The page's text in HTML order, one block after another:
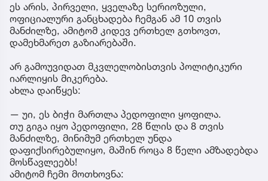
ეს არის, პირველი, ყველაზე სერიოზული,
ოფიციალური განცხადება ჩემგან ამ 10 თვის
მანძილზე, ამიტომ კიდევ ერთხელ გთხოვთ,
დამეხმარეთ გაზიარებაში.
არ გამოუვიდათ მკვლელობისთვის პოლიტიკური
იარლიყის მიკერება.
ახლა დაიწყეს:
— უი, ეს ბიჭი მართლა პედოფილი ყოფილა.
თუ გიგა იყო პედოფილი, 28 წლის და 8 თვის
მანძილზე, მინიმუმ ერთხელ უნდა
დაფიქსირებულიყო, მაშინ როცა 8 წელი ამზადებდა
მოსწავლეებს!
ამიტომ ჩემი მოთხოვნა: